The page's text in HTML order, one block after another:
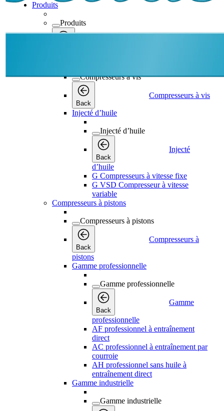
Produits
Produits
Compresseurs à vis
Back
Compresseurs à vis
Injecté d’huile
Injecté d’huile
Back
Injecté
d’huile
G Compresseurs à vitesse fixe
G VSD Compresseur à vitesse
variable
Compresseurs à pistons
Compresseurs à pistons
Back
Compresseurs à
pistons
Gamme professionnelle
Gamme professionnelle
Back
Gamme
professionnelle
AF professionnel à entraînement
direct
AC professionnel à entraînement par
courroie
AH professionnel sans huile à
entraînement direct
Gamme industrielle
Gamme industrielle